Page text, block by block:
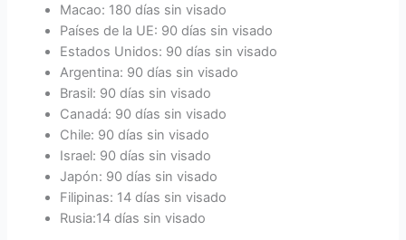
Macao: 180 días sin visado
Países de la UE: 90 días sin visado
Estados Unidos: 90 días sin visado
Argentina: 90 días sin visado
Brasil: 90 días sin visado
Canadá: 90 días sin visado
Chile: 90 días sin visado
Israel: 90 días sin visado
Japón: 90 días sin visado
Filipinas: 14 días sin visado
Rusia:14 días sin visado